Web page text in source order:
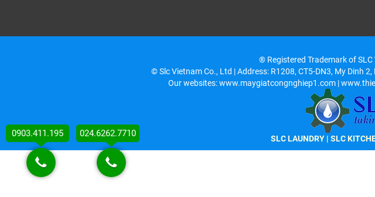
® Registered Trademark of
© Slc Vietnam Co., Ltd | Address: R1208, CT5-DN3, My Dinh
Our websites: www.maygiatcongnghiep1.com |
SLC LAUNDRY | SLC
0903.411.195 024.6262.7710